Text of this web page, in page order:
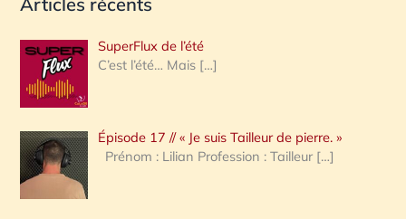
c
e
r
c
h
e
SuperFlux de l’été
C’est l’été… Mais […]
Épisode 17 // « Je suis Tailleur de pierre. »
Prénom : Lilian Profession : Tailleur […]